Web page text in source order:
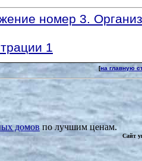
номер 3.
1
[на главную
домов по лучшим ценам.
Сайт